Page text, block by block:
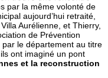
par la même volonté de
aujourd’hui retraité,
Aurélienne, et Thierry,
de Prévention
le département au titre
ont imaginé un pont
et la reconstruction